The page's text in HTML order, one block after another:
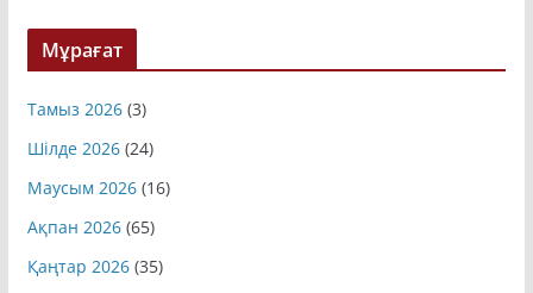
Мұрағат
Тамыз 2026(3)
Шілде 2026(24)
Маусым 2026(16)
Ақпан 2026(65)
Қаңтар 2026(35)